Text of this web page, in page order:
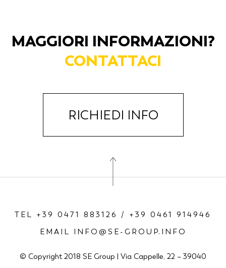
MAGGIORI INFORMAZIONI?
CONTATTACI
RICHIEDI INFO
TEL +39 0471 883126 / +39 0461 914946
EMAIL INFO@SE-GROUP.INFO
© Copyright 2018 SE Group | Via Cappelle, 22 – 39040